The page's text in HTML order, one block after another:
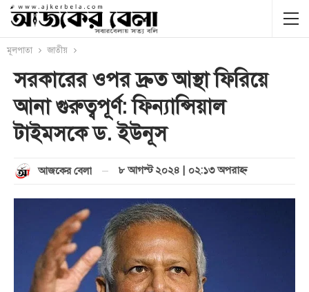
মূলপাতা জাতীয়
সরকারের ওপর দ্রুত আস্থা ফিরিয়ে
আনা গুরুত্বপূর্ণ: ফিন্যান্সিয়াল
টাইমসকে ড. ইউনূস
আজকের বেলা ৮ আগস্ট ২০২৪ | ০২:১৩ অপরাহ্ণ